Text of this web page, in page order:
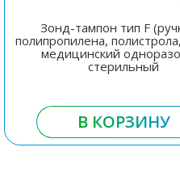
Зонд-тампон тип F
полипропилена,
медицинский
стерильный
В КОРЗИНУ